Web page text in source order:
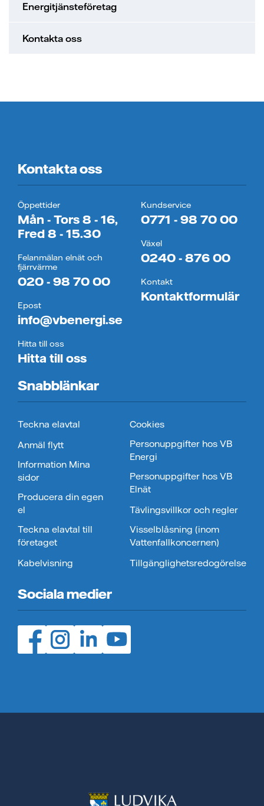
Energitjänsteföretag
Kontakta oss
Kontakta oss
Öppettider
Mån - Tors 8 - 16,
Fred 8 - 15.30
Felanmälan elnät och
fjärrvärme
020 - 98 70 00
Epost
info@vbenergi.se
Hitta till oss
Hitta till oss
Kundservice
0771 - 98 70 00
Växel
0240 - 876 00
Kontakt
Kontaktformulär
Snabblänkar
Teckna elavtal
Anmäl flytt
Information Mina
sidor
Producera din egen
el
Teckna elavtal till
företaget
Kabelvisning
Cookies
Personuppgifter hos VB
Energi
Personuppgifter hos VB
Elnät
Tävlingsvillkor och regler
Visselblåsning (inom
Vattenfallkoncernen)
Tillgänglighetsredogörelse
Sociala medier
Facebook (öppnas i ny flik)
Instagram (öppnas i ny flik)
LinedIn (öppnas i ny flik)